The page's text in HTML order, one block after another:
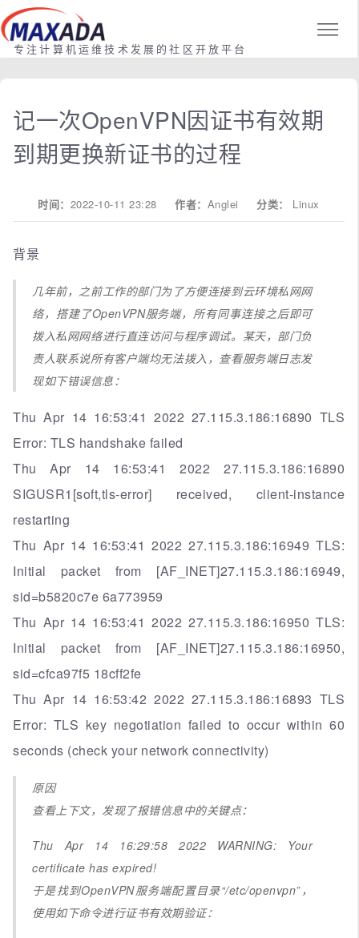
专注计算机运维技术发展的社区开放平台
记一次OpenVPN因证书有效期
到期更换新证书的过程
时间： 2022-10-11 23:28作者： Anglei 分类： Linux
背景
几年前，之前工作的部门为了方便连接到云环境私网网
络，搭建了OpenVPN服务端，所有同事连接之后即可
拨入私网网络进行直连访问与程序调试。某天，部门负
责人联系说所有客户端均无法拨入，查看服务端日志发
现如下错误信息：
Thu Apr 14 16:53:41 2022 27.115.3.186:16890 TLS
Error: TLS handshake failed
Thu Apr 14 16:53:41 2022 27.115.3.186:16890
SIGUSR1[soft,tls-error] received, client-instance
restarting
Thu Apr 14 16:53:41 2022 27.115.3.186:16949 TLS:
Initial packet from [AF_INET]27.115.3.186:16949,
sid=b5820c7e 6a773959
Thu Apr 14 16:53:41 2022 27.115.3.186:16950 TLS:
Initial packet from [AF_INET]27.115.3.186:16950,
sid=cfca97f5 18cff2fe
Thu Apr 14 16:53:42 2022 27.115.3.186:16893 TLS
Error: TLS key negotiation failed to occur within 60
seconds (check your network connectivity)
原因
查看上下文，发现了报错信息中的关键点：
Thu Apr 14 16:29:58 2022 WARNING: Your
certificate has expired!
于是找到OpenVPN服务端配置目录“/etc/openvpn”，
使用如下命令进行证书有效期验证：